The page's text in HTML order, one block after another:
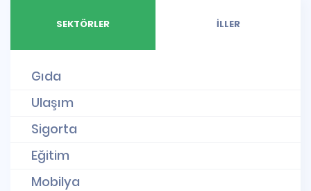
SEKTÖRLER İLLER
Gıda
Ulaşım
Sigorta
Eğitim
Mobilya